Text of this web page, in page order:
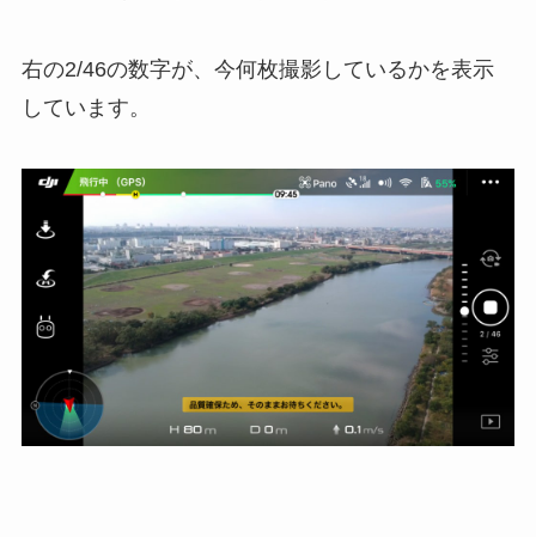
右の2/46の数字が、今何枚撮影しているかを表示
しています。